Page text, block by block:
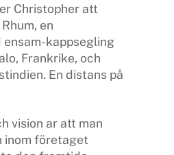
Christopher att
en
kappsegling
Frankrike, och
En distans på
vision ar att man
inom företaget